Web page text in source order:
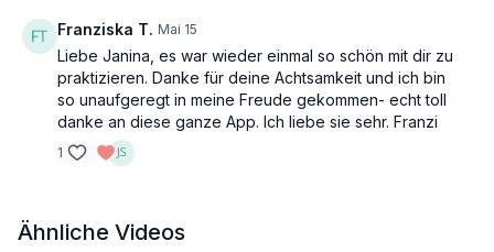
Schmelzendes Herz
Schulterbrücke
Halber Schulterstand
Props: Bolster, optional: Decke
Franziska T. Mai 15
Liebe Janina, es war wieder einmal so schön mit dir zu
praktizieren. Danke für deine Achtsamkeit und ich bin
so unaufgeregt in meine Freude gekommen- echt toll
danke an diese ganze App. Ich liebe sie sehr. Franzi
1
Ähnliche Videos